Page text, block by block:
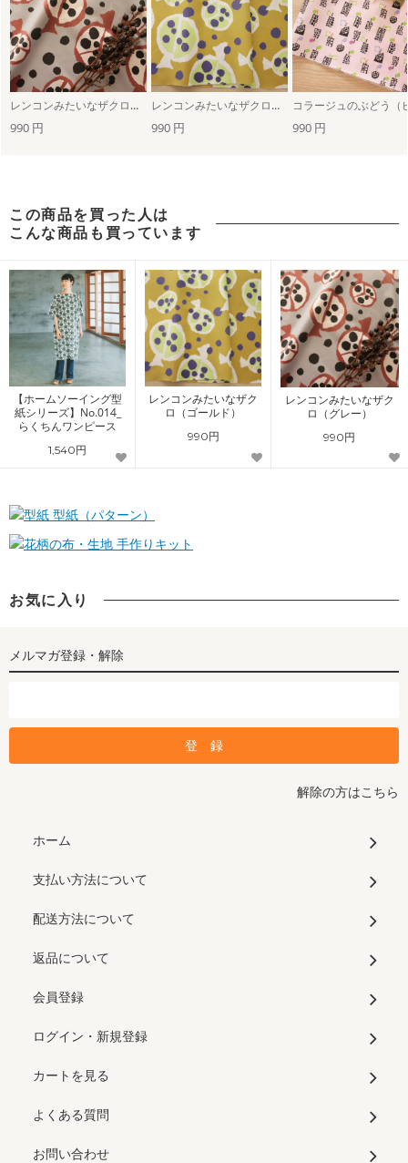
レンコンみたいなザクロ（グレー） レンコンみたいなザクロ（ゴールド）
990 円 990 円 990 円
この商品を買った人は
こんな商品も買っています
【ホームソーイング型
紙シリーズ】No.014_
らくちんワンピース
1,540円
レンコンみたいなザク
ロ（ゴールド）
990円
レンコンみたいなザク
ロ（グレー）
990円
型紙（パターン）
手作りキット
お気に入り
メルマガ登録・解除
解除の方はこちら
ホーム
支払い方法について
配送方法について
返品について
会員登録
ログイン・新規登録
カートを見る
よくある質問
お問い合わせ